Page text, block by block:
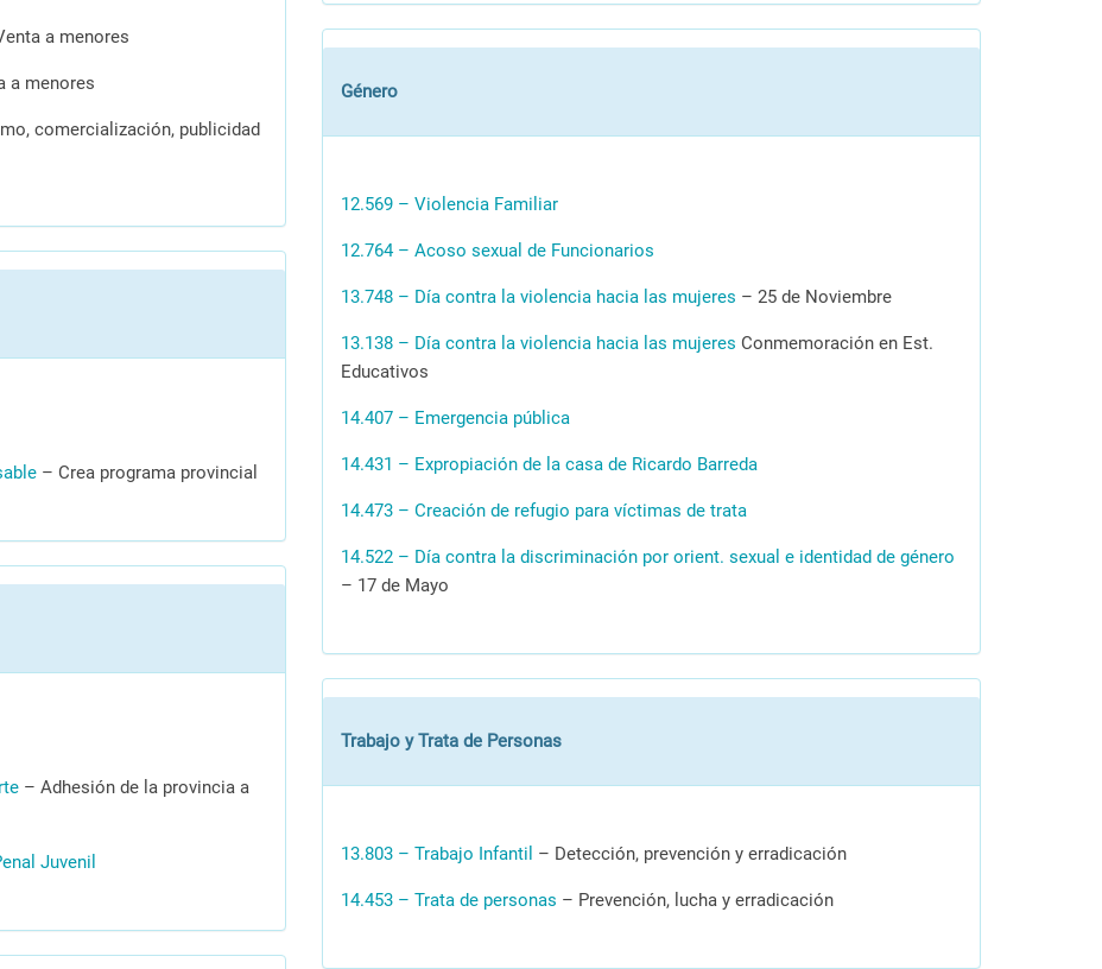
a menores
a menores
comercialización, publicidad
– Crea programa provincial
– Adhesión de la provincia a
Juvenil
Género
12.569 – Violencia Familiar
12.764 – Acoso sexual de Funcionarios
13.748 – Día contra la violencia hacia las mujeres – 25 de Noviembre
13.138 – Día contra la violencia hacia las mujeres Conmemoración en Est.
Educativos
14.407 – Emergencia pública
14.431 – Expropiación de la casa de Ricardo Barreda
14.473 – Creación de refugio para víctimas de trata
14.522 – Día contra la discriminación por orient. sexual e identidad de género
– 17 de Mayo
Trabajo y Trata de Personas
13.803 – Trabajo Infantil – Detección, prevención y erradicación
14.453 – Trata de personas – Prevención, lucha y erradicación